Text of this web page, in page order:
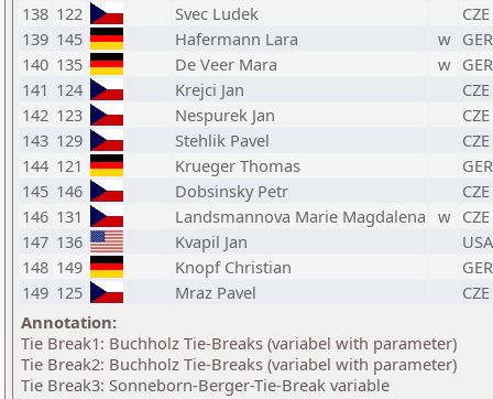
138 122 Svec Ludek
CZE
139 145 Hafermann Lara w GER
140 135 De Veer Mara w GER
141 124 Krejci Jan
CZE
142 123 Nespurek Jan
CZE
143 129 Stehlik Pavel
CZE
144 121 Krueger Thomas
GER
145 146 Dobsinsky Petr
CZE
146 131 Landsmannova Marie Magdalena w CZE
147 136 Kvapil Jan
USA
148 149 Knopf Christian
GER
149 125 Mraz Pavel
CZE
Annotation:
Tie Break1: Buchholz Tie-Breaks (variabel with parameter)
Tie Break2: Buchholz Tie-Breaks (variabel with parameter)
Tie Break3: Sonneborn-Berger-Tie-Break variable